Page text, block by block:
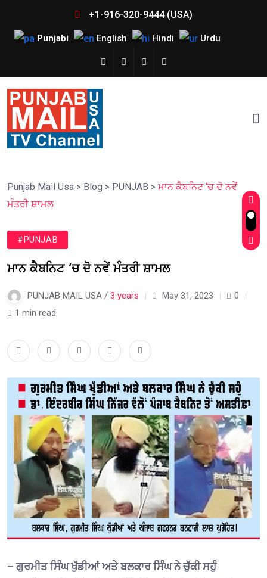
+1-916-320-9444 (USA)
Punjabi English Hindi Urdu
Punjab Mail Usa > Blog > PUNJAB > ਮਾਨ ਕੈਬਨਿਟ ‘ਚ ਦੋ ਨਵੇਂ
ਮੰਤਰੀ ਸ਼ਾਮਲ
#PUNJAB
ਮਾਨ ਕੈਬਨਿਟ ‘ਚ ਦੋ ਨਵੇਂ ਮੰਤਰੀ ਸ਼ਾਮਲ
PUNJAB MAIL USA / 3 years May 31, 2023
0
1 min read
– ਗੁਰਮੀਤ ਸਿੰਘ ਖੁੱਡੀਆਂ ਅਤੇ ਬਲਕਾਰ ਸਿੰਘ ਨੇ ਚੁੱਕੀ ਸਹੁੰ